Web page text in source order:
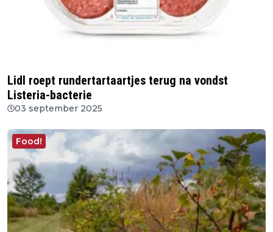
Lidl roept rundertartaartjes terug na vondst
Listeria-bacterie
03 september 2025
Food!